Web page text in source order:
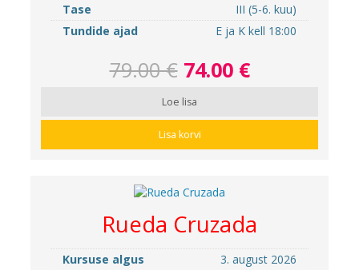
Tase
III (5-6. kuu)
Tundide ajad
E ja K kell 18:00
79.00 € 74.00 €
Loe lisa
Lisa korvi
Rueda Cruzada
Kursuse algus
3. august 2026